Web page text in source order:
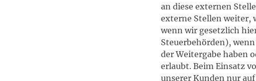
an diese externen
externe Stellen weiter,
wenn wir gesetzlich
Steuerbehörden),
der Weitergabe haben
erlaubt. Beim Einsatz
unserer Kunden nur